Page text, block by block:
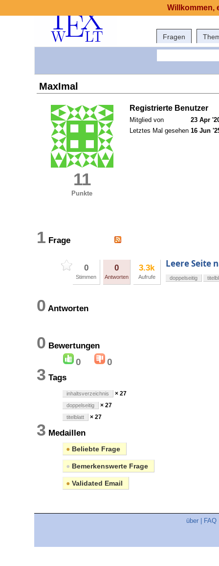
Fragen
MaxImal
11
Punkte
Registrierte Benutzer
Mitglied von
23 Apr
Letztes Mal gesehen 16 Jun
1 Frage
0
Stimmen
0
Antworten
3.3k
Aufrufe
Leere Seite
doppelseitig
0 Antworten
0 Bewertungen
0 0
3 Tags
inhaltsverzeichnis × 27
doppelseitig × 27
titelblatt × 27
3 Medaillen
● Beliebte Frage
● Bemerkenswerte Frage
● Validated Email
über FAQ
Willkommen,